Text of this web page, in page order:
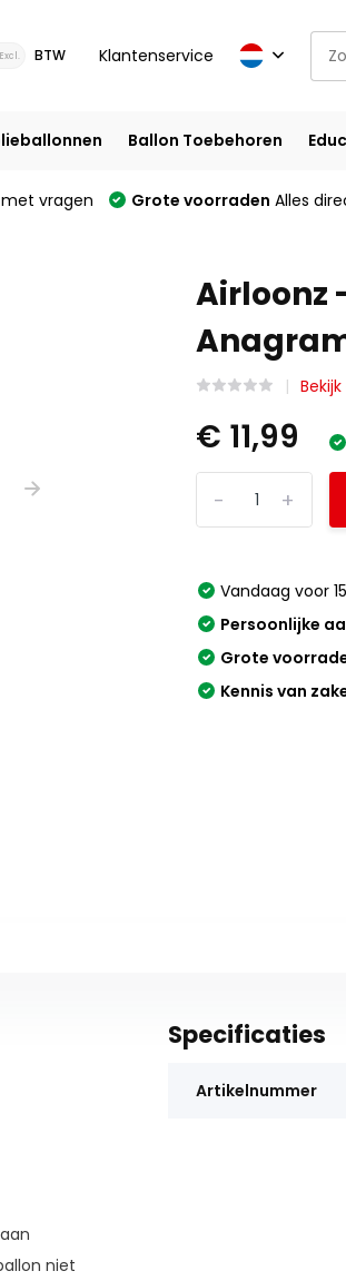
Excl. BTW Klantenservice
Ballon Toebehoren
vragen Grote voorraden Alles
Airloonz
€ 11,99
+
-
Vandaag voor
Persoonlijke
Grote
Kennis van
niet
Specificaties
Artikelnummer